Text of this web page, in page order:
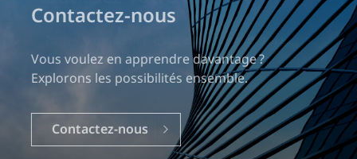
Contactez-nous
Vous voulez en apprendre davantage ?
Explorons les possibilités ensemble.
Contactez-nous